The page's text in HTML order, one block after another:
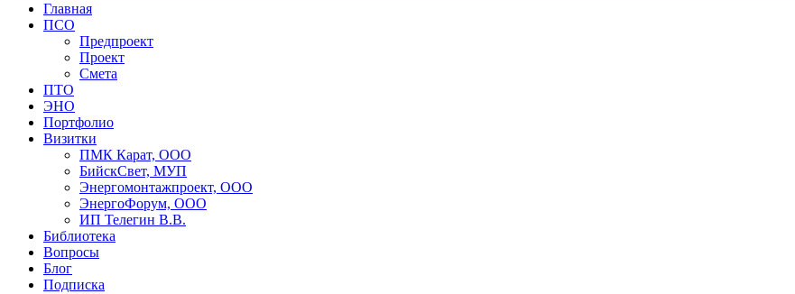
Главная
ПСО
Предпроект
Проект
Смета
ПТО
ЭНО
Портфолио
Визитки
ПМК Карат, ООО
БийскСвет, МУП
Энергомонтажпроект, ООО
ЭнергоФорум, ООО
ИП Телегин В.В.
Библиотека
Вопросы
Блог
Подписка